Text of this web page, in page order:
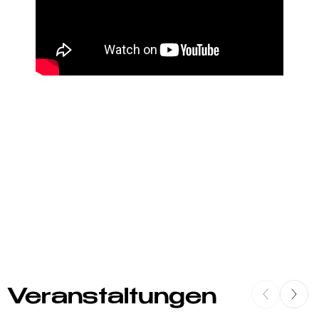
Veranstaltungen